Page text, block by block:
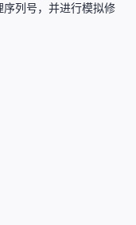
列号，并进行模拟修